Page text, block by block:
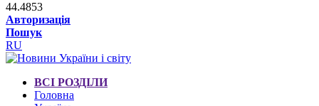
44.4853
Авторизація
Пошук
RU
ВСІ РОЗДІЛИ
Головна